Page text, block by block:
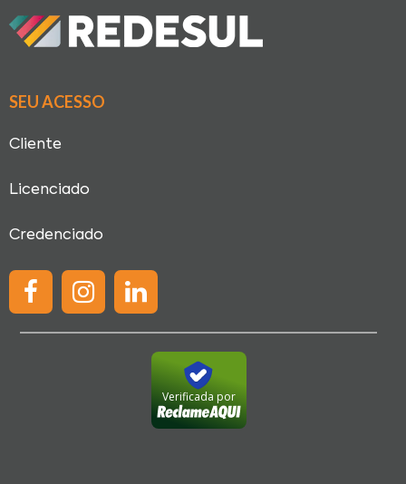
SEU ACESSO
Cliente
Licenciado
Credenciado
Verificada por